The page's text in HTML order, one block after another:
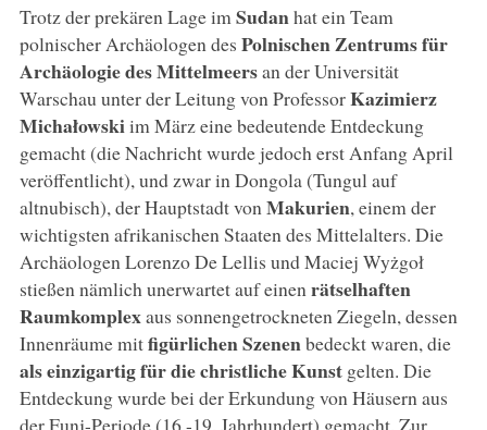
Trotz der prekären Lage im Sudanhat ein Team
polnischer Archäologen des Polnischen Zentrums für
Archäologie des Mittelmeersan der Universität
Warschau unter der Leitung von ProfessorKazimierz
Michałowskiim März eine bedeutende Entdeckung
gemacht (die Nachricht wurde jedoch erst Anfang April
veröffentlicht), und zwar in Dongola (Tungul auf
altnubisch), der Hauptstadt von Makurien, einem der
wichtigsten afrikanischen Staaten des Mittelalters. Die
Archäologen Lorenzo De Lellis und Maciej Wyżgoł
stießen nämlich unerwartet auf einen rätselhaften
Raumkomplexaus sonnengetrockneten Ziegeln, dessen
Innenräume mitfigürlichen Szenenbedeckt waren, die
als einzigartig für die christliche Kunstgelten. Die
Entdeckung wurde bei der Erkundung von Häusern aus
der Funj-Periode (16.-19. Jahrhundert) gemacht. Zur